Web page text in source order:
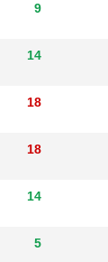
9
14
18
18
14
5